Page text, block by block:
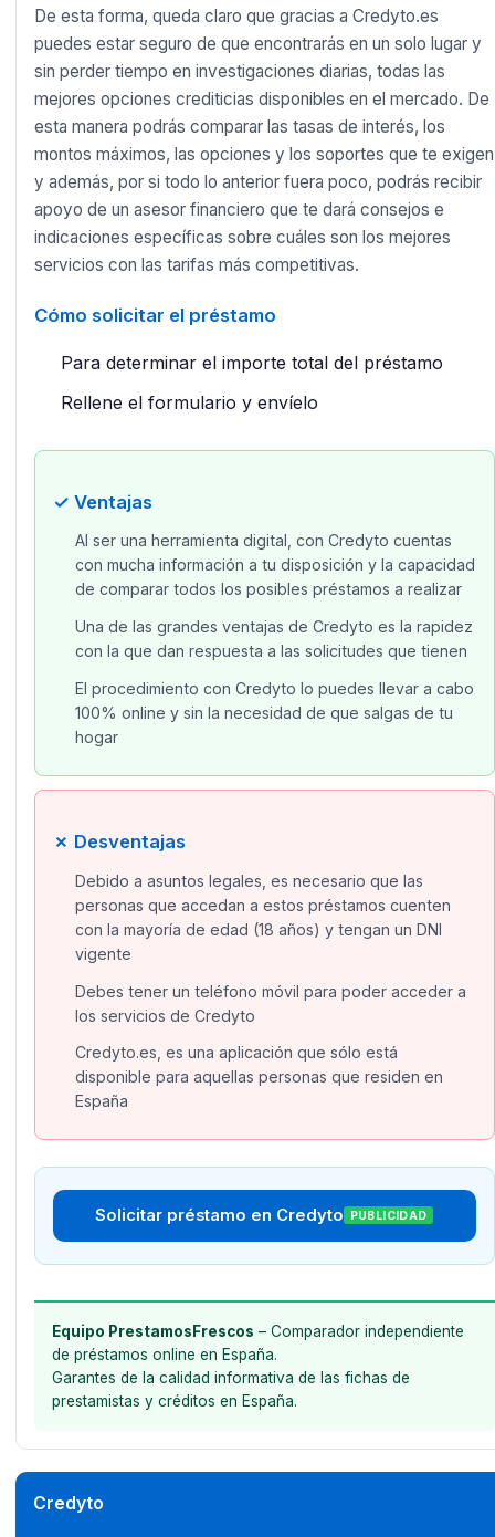
De esta forma, queda claro que gracias a Credyto.es
puedes estar seguro de que encontrarás en un solo lugar y
sin perder tiempo en investigaciones diarias, todas las
mejores opciones crediticias disponibles en el mercado. De
esta manera podrás comparar las tasas de interés, los
montos máximos, las opciones y los soportes que te exigen
y además, por si todo lo anterior fuera poco, podrás recibir
apoyo de un asesor financiero que te dará consejos e
indicaciones específicas sobre cuáles son los mejores
servicios con las tarifas más competitivas.
Cómo solicitar el préstamo
Para determinar el importe total del préstamo
Rellene el formulario y envíelo
✓ Ventajas
Al ser una herramienta digital, con Credyto cuentas
con mucha información a tu disposición y la capacidad
de comparar todos los posibles préstamos a realizar
Una de las grandes ventajas de Credyto es la rapidez
con la que dan respuesta a las solicitudes que tienen
El procedimiento con Credyto lo puedes llevar a cabo
100% online y sin la necesidad de que salgas de tu
hogar
✗ Desventajas
Debido a asuntos legales, es necesario que las
personas que accedan a estos préstamos cuenten
con la mayoría de edad (18 años) y tengan un DNI
vigente
Debes tener un teléfono móvil para poder acceder a
los servicios de Credyto
Credyto.es, es una aplicación que sólo está
disponible para aquellas personas que residen en
España
Solicitar préstamo en Credyto PUBLICIDAD
Equipo PrestamosFrescos – Comparador independiente
de préstamos online en España.
Garantes de la calidad informativa de las fichas de
prestamistas y créditos en España.
Credyto